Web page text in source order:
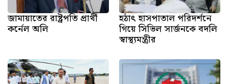
জামায়াতের রাষ্ট্রপতি প্রার্থী
কর্নেল অলি
হঠাৎ হাসপাতাল পরিদর্শনে
গিয়ে সিভিল সার্জনকে বদলি
স্বাস্থ্যমন্ত্রীর